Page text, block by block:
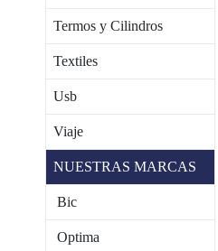
Termos y Cilindros
Textiles
Usb
Viaje
NUESTRAS MARCAS
Bic
Optima